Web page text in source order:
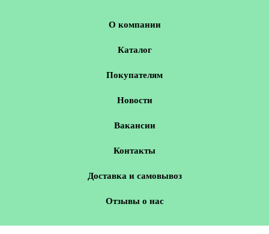
О компании
Каталог
Покупателям
Новости
Вакансии
Контакты
Доставка и самовывоз
Отзывы о нас